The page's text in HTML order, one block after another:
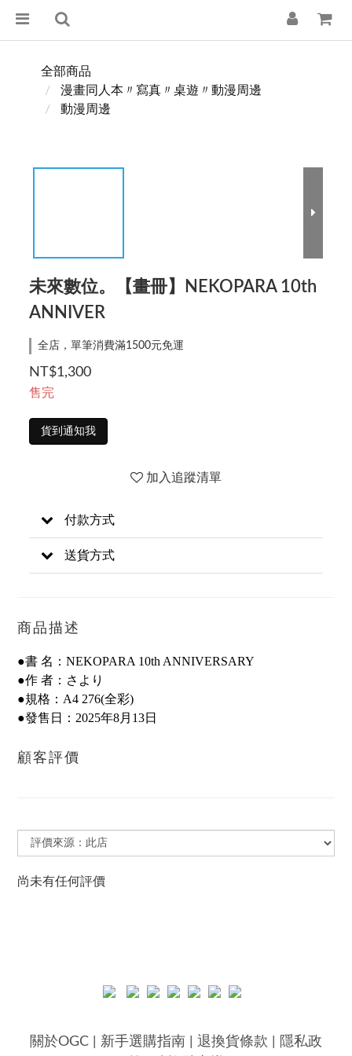
全部商品
漫畫同人本〃寫真〃桌遊〃動漫周邊
動漫周邊
未來數位。【畫冊】NEKOPARA 10th
ANNIVER
全店，單筆消費滿1500元免運
NT$1,300
售完
貨到通知我
加入追蹤清單
付款方式
送貨方式
商品描述
●書 名：NEKOPARA 10th ANNIVERSARY
●作 者：さより
●規格：A4 276(全彩)
●發售日：2025年8月13日
顧客評價
尚未有任何評價
關於OGC 新手選購指南 退換貨條款 隱私政